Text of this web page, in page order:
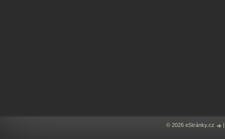
© 2026 eStránky.cz